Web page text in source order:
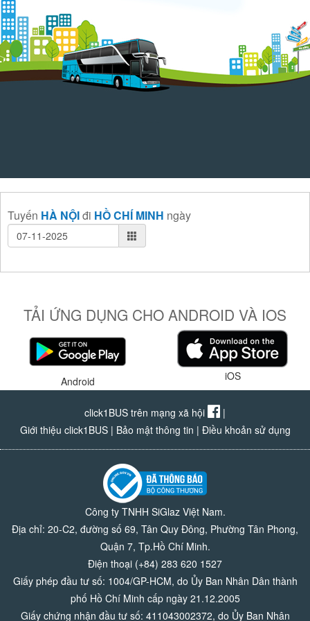
Tuyến HÀ NỘIđi HỒ CHÍ MINH ngày
TẢI ỨNG DỤNG CHO ANDROID VÀ IOS
Android iOS
click1BUS trên mạng xã hội
|
Giới thiệu click1BUS| Bảo mật thông tin | Điều khoản sử dụng
Công ty TNHH SiGlaz Việt Nam.
Địa chỉ: 20-C2, đường số 69, Tân Quy Đông, Phường Tân Phong,
Quận 7, Tp.Hồ Chí Minh.
Điện thoại (+84) 283 620 1527
Giấy phép đầu tư số: 1004/GP-HCM, do Ủy Ban Nhân Dân thành
phố Hồ Chí Minh cấp ngày 21.12.2005
Giấy chứng nhận đầu tư số: 411043002372, do Ủy Ban Nhân